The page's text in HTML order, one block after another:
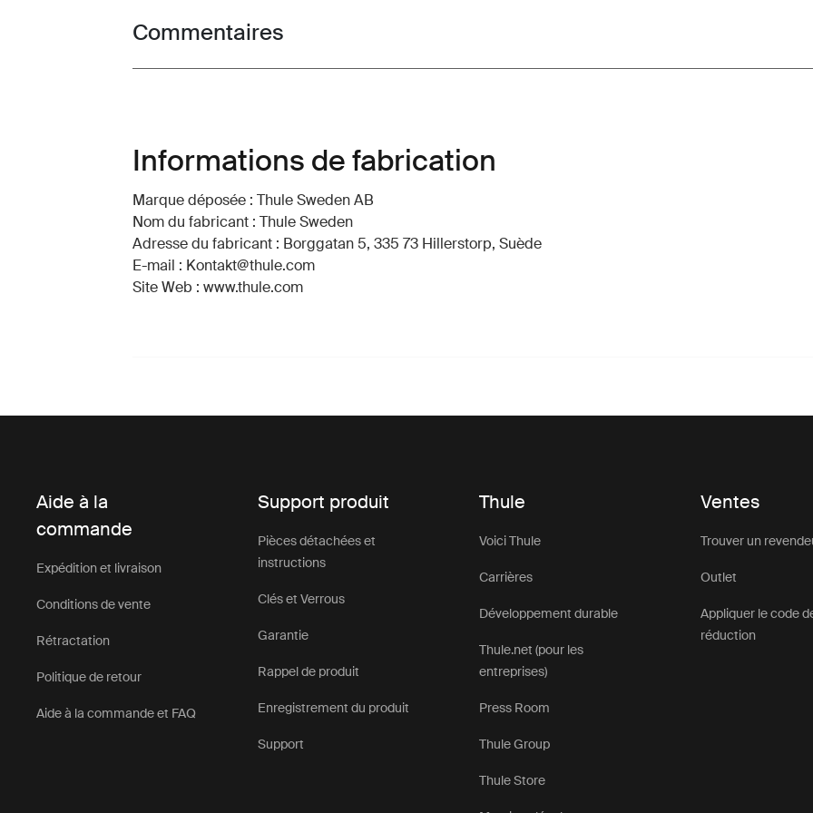
Toggle overview
Commentaires
Informations de fabrication
Marque déposée : Thule Sweden AB
Nom du fabricant : Thule Sweden
Adresse du fabricant : Borggatan 5, 335 73 Hillerstorp, Suède
E-mail : Kontakt@thule.com
Site Web : www.thule.com
Aide à la
commande
Expédition et livraison
Conditions de vente
Rétractation
Politique de retour
Aide à la commande et FAQ
Support produit
Pièces détachées et
instructions
Clés et Verrous
Garantie
Rappel de produit
Enregistrement du produit
Support
Thule
Voici Thule
Carrières
Développement durable
Thule.net (pour les
entreprises)
Press Room
Thule Group
Thule Store
Ventes
Trouver un
Outlet
Appliquer le code
réduction